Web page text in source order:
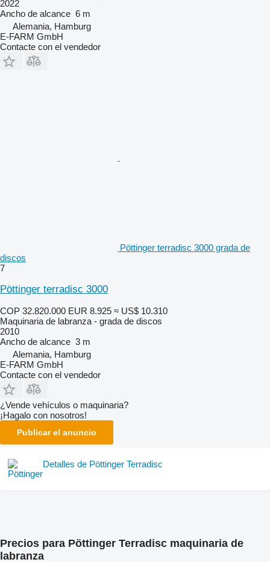
2022
Ancho de alcance 6 m
Alemania, Hamburg
E-FARM GmbH
Contacte con el vendedor
Pöttinger terradisc 3000 grada de
discos
7
Pöttinger terradisc 3000
COP 32.820.000 EUR 8.925 ≈ US$ 10.310
Maquinaria de labranza - grada de discos
2010
Ancho de alcance 3 m
Alemania, Hamburg
E-FARM GmbH
Contacte con el vendedor
¿Vende vehículos o maquinaria?
¡Hagalo con nosotros!
Publicar el anuncio
Detalles de Pöttinger Terradisc
Precios para Pöttinger Terradisc maquinaria de
labranza